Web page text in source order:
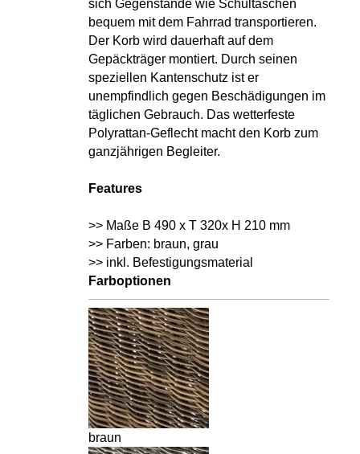
sich Gegenstände wie Schultaschen
bequem mit dem Fahrrad transportieren.
Der Korb wird dauerhaft auf dem
Gepäckträger montiert. Durch seinen
speziellen Kantenschutz ist er
unempfindlich gegen Beschädigungen im
täglichen Gebrauch. Das wetterfeste
Polyrattan-Geflecht macht den Korb zum
ganzjährigen Begleiter.
Features
>> Maße B 490 x T 320x H 210 mm
>> Farben: braun, grau
>> inkl. Befestigungsmaterial
Farboptionen
braun